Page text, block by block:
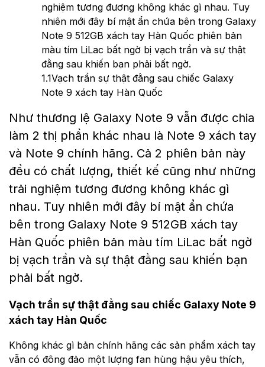
nghiệm tương đương không khác gì nhau. Tuy
nhiên mới đây bí mật ẩn chứa bên trong Galaxy
Note 9 512GB xách tay Hàn Quốc phiên bản
màu tím LiLac bất ngờ bị vạch trần và sự thật
đằng sau khiến bạn phải bất ngờ.
1.1Vạch trần sự thật đằng sau chiếc Galaxy
Note 9 xách tay Hàn Quốc
Như thương lệ Galaxy Note 9 vẫn được chia
làm 2 thị phần khác nhau là Note 9 xách tay
và Note 9 chính hãng. Cả 2 phiên bản này
đều có chất lượng, thiết kế cũng như những
trải nghiệm tương đương không khác gì
nhau. Tuy nhiên mới đây bí mật ẩn chứa
bên trong Galaxy Note 9 512GB xách tay
Hàn Quốc phiên bản màu tím LiLac bất ngờ
bị vạch trần và sự thật đằng sau khiến bạn
phải bất ngờ.
Vạch trần sự thật đằng sau chiếc Galaxy Note 9
xách tay Hàn Quốc
Không khác gì bản chính hãng các sản phẩm xách tay
vẫn có đông đảo một lượng fan hùng hậu yêu thích,